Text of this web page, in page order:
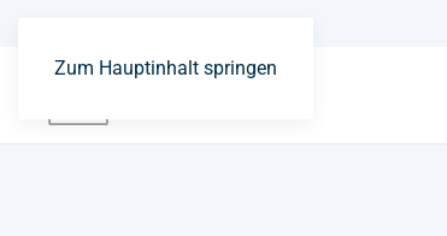
Zum Hauptinhalt springen